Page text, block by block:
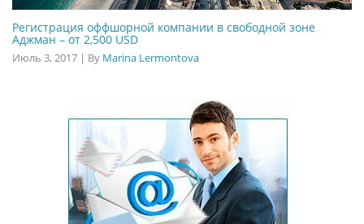
Регистрация оффшорной компании в свободной зоне
Аджман – от 2,500 USD
Июль 3, 2017 | By Marina Lermontova